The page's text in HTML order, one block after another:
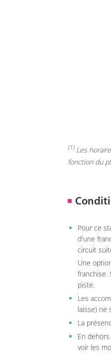
(1)Les
fonction du
Pour ce
d'une
circuit
Une
franchise.
piste.
Les
laisse) ne
La
En
voir les